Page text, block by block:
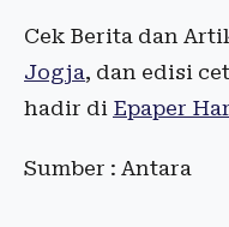
Cek Berita dan
Jogja, dan edisi
hadir di Epaper
Sumber : Antara